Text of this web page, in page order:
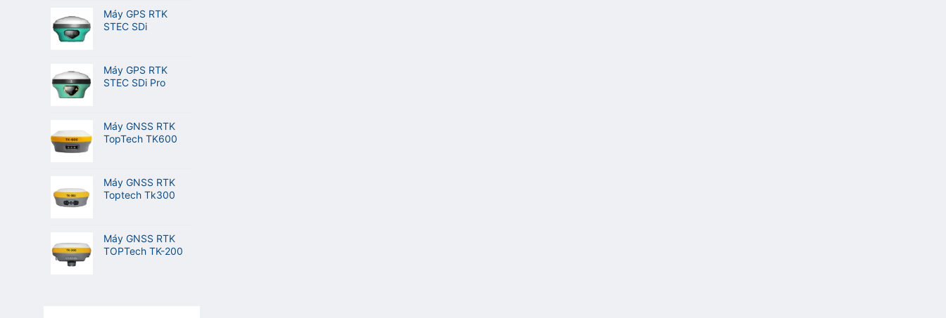
Máy GPS RTK
STEC SDi
Máy GPS RTK
STEC SDi Pro
Máy GNSS RTK
TopTech TK600
Máy GNSS RTK
Toptech Tk300
Máy GNSS RTK
TOPTech TK-200